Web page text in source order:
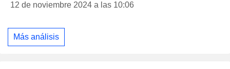
12 de noviembre 2024 a las 10:06
Más análisis